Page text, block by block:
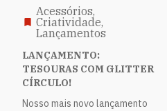
Acessórios,
Criatividade,
Lançamentos
LANÇAMENTO:
TESOURAS COM GLITTER
CÍRCULO!
Nosso mais novo lançamento